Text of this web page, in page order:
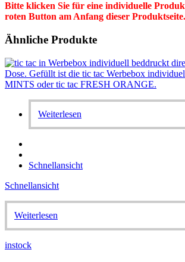
Bitte klicken Sie für eine individuelle
roten Button am Anfang dieser
Ähnliche Produkte
Weiterlesen
Schnellansicht
Schnellansicht
Weiterlesen
instock